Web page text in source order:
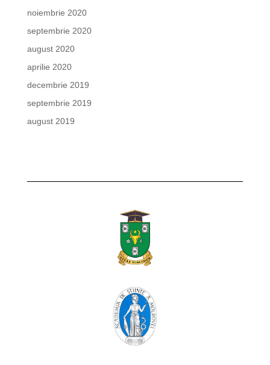
noiembrie 2020
septembrie 2020
august 2020
aprilie 2020
decembrie 2019
septembrie 2019
august 2019